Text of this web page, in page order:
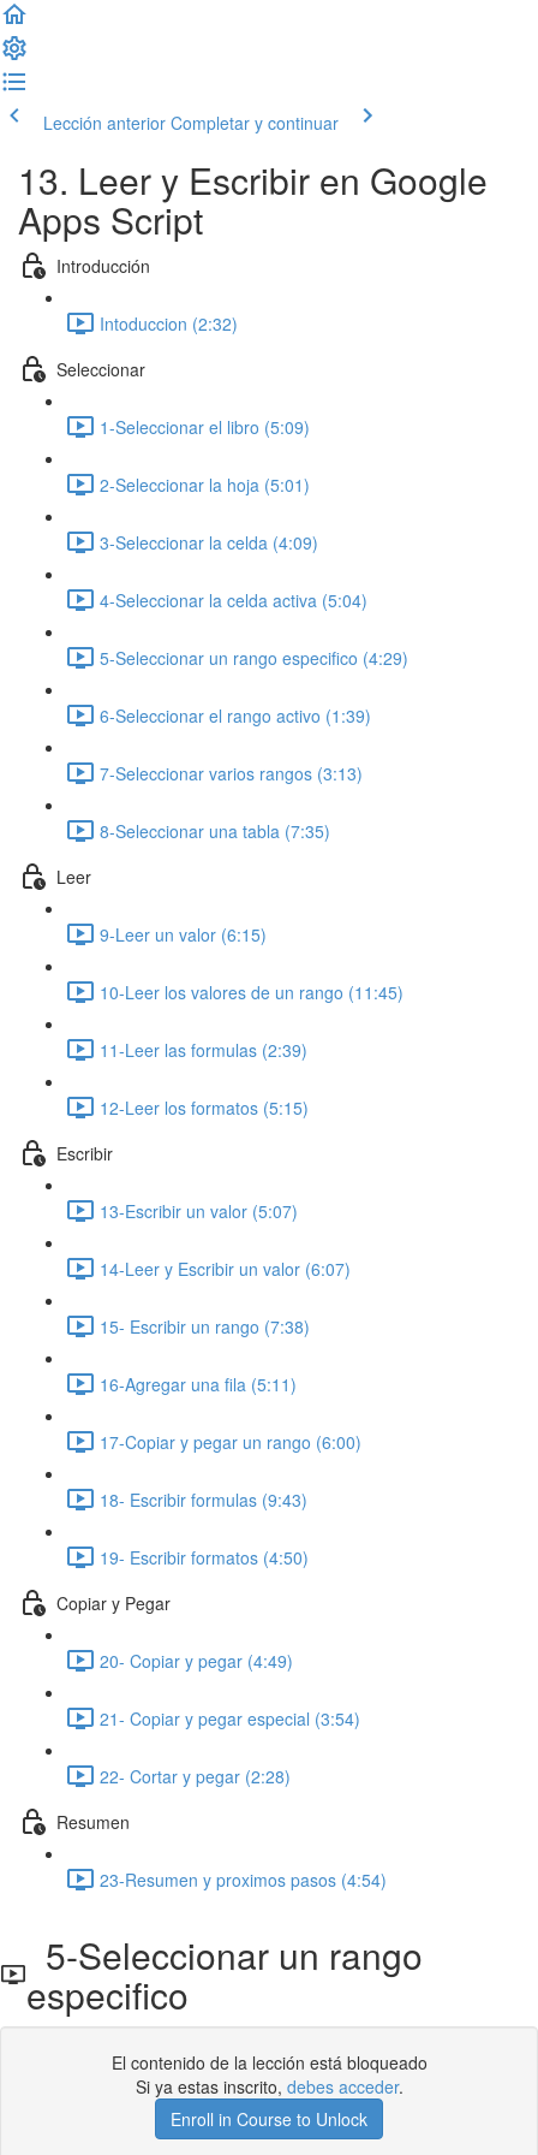
Lección anterior Completar y continuar
13. Leer y Escribir en Google
Apps Script
Introducción
Intoduccion (2:32)
Seleccionar
1-Seleccionar el libro (5:09)
2-Seleccionar la hoja (5:01)
3-Seleccionar la celda (4:09)
4-Seleccionar la celda activa (5:04)
5-Seleccionar un rango especifico (4:29)
6-Seleccionar el rango activo (1:39)
7-Seleccionar varios rangos (3:13)
8-Seleccionar una tabla (7:35)
Leer
9-Leer un valor (6:15)
10-Leer los valores de un rango (11:45)
11-Leer las formulas (2:39)
12-Leer los formatos (5:15)
Escribir
13-Escribir un valor (5:07)
14-Leer y Escribir un valor (6:07)
15- Escribir un rango (7:38)
16-Agregar una fila (5:11)
17-Copiar y pegar un rango (6:00)
18- Escribir formulas (9:43)
19- Escribir formatos (4:50)
Copiar y Pegar
20- Copiar y pegar (4:49)
21- Copiar y pegar especial (3:54)
22- Cortar y pegar (2:28)
Resumen
23-Resumen y proximos pasos (4:54)
5-Seleccionar un rango
especifico
El contenido de la lección está bloqueado
Si ya estas inscrito, debes acceder.
Enroll in Course to Unlock